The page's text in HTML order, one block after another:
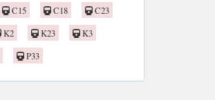
C15 C18
C23
K2 K23
K3
P33